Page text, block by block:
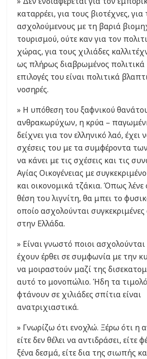
καταρρέει, για τους βιοτέχνες, για
ασχολούμενους με τη βαριά
τουρισμού, ούτε καν για τον
χώρας, για τους χιλιάδες
ως πλήρως διαβρωμένος πολιτικά
επιλογές του είναι πολιτικά
νοσηρές.
» Η υπόθεση του ξαφνικού
ανθρακωρύχων, η κρύα –
δείχνει για τον ελληνικό λαό, έχει
σχέσεις του με τα συμφέροντα
να κάνει με τις σχέσεις και τις
Αγίας Οικογένειας με
και οικονομικά τζάκια. Όπως
θέση του λιγνίτη, θα μπει το
οποίο ασχολούνται συγκεκριμένες
στην Ελλάδα.
» Είναι γνωστό ποιοι ασχολούνται
έχουν έρθει σε συμφωνία με την
να μοιραστούν μαζί της
αυτό το μονοπώλιο. Ήδη τα
φτάνουν σε χιλιάδες σπίτια είναι
ανατριχιαστικά.
» Γνωρίζω ότι ενοχλώ. Ξέρω ότι η
είτε δεν θέλει να αντιδράσει, είτε
ξένα δεσμά, είτε δια της σιωπής